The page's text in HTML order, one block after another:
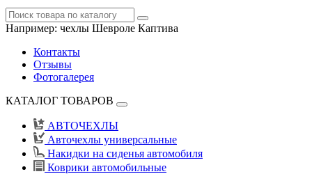
Например: чехлы Шевроле Каптива
Контакты
Отзывы
Фотогалерея
КАТАЛОГ ТОВАРОВ
АВТОЧЕХЛЫ
Авточехлы универсальные
Накидки на сиденья автомобиля
Коврики автомобильные